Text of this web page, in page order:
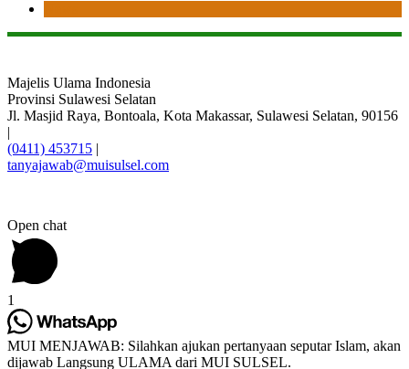
Majelis Ulama Indonesia
Provinsi Sulawesi Selatan
Jl. Masjid Raya, Bontoala, Kota Makassar, Sulawesi Selatan, 90156
|
(0411) 453715 |
tanyajawab@muisulsel.com
Open chat
1
MUI MENJAWAB: Silahkan ajukan pertanyaan seputar Islam, akan
dijawab Langsung ULAMA dari MUI SULSEL.